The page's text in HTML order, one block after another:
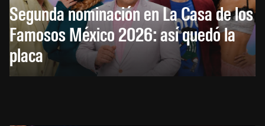
Segunda nominación en La Casa de los
Famosos México 2026: así quedó la
placa